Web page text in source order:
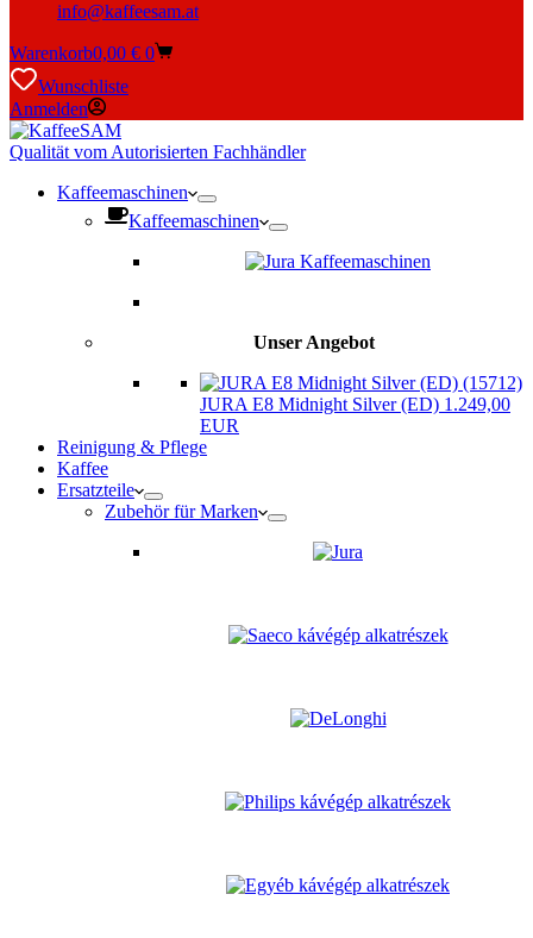
info@kaffeesam.at
Warenkorb0,00 € 0
Wunschliste
Anmelden
Qualität vom Autorisierten Fachhändler
Kaffeemaschinen
Kaffeemaschinen
Unser Angebot
JURA E8 Midnight Silver (ED) 1.249,00
EUR
Reinigung & Pflege
Kaffee
Ersatzteile
Zubehör für Marken